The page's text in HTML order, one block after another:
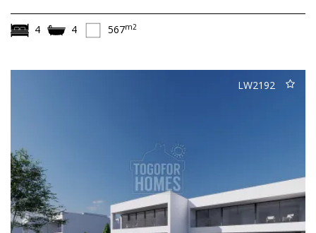
4 4 567m2
LW2192